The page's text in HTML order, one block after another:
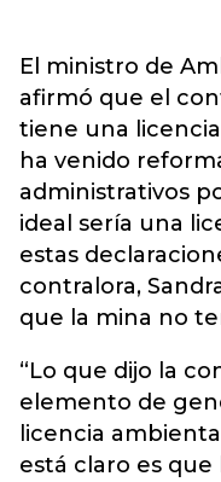
El ministro de
afirmó que el
tiene una
ha venido
administrativos
ideal sería una
estas
contralora,
que la mina no
“Lo que dijo la
elemento de
licencia
está claro es